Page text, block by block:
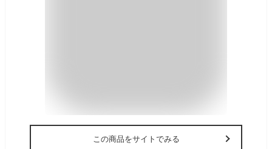
この商品をサイトでみる